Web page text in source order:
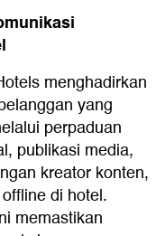
menghadirkan
yang
perpaduan
publikasi media,
kreator konten,
di hotel.
memastikan